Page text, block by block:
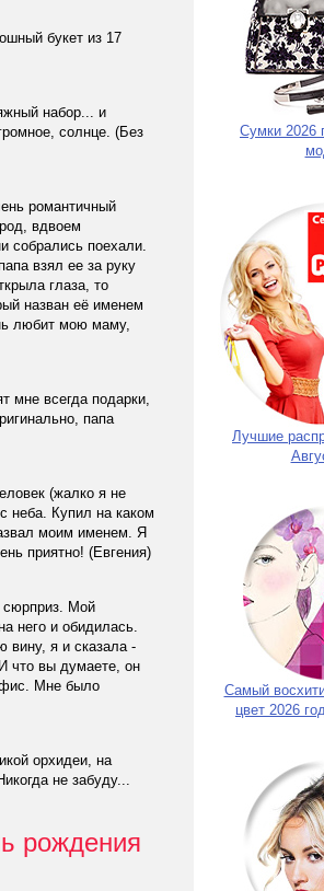
букет из 17
набор... и
солнце. (Без
романтичный
вдвоем
собрались поехали.
взял ее за руку
глаза, то
назван её именем
любит мою маму,
мне всегда подарки,
папа
(жалко я не
неба. Купил на каком
моим именем. Я
приятно! (Евгения)
сюрприз. Мой
него и обидилась.
вину, я и сказала -
что вы думаете, он
Мне было
орхидеи, на
не забуду...
рождения
Сумки 2026
Лучшие
Самый
цвет 2026